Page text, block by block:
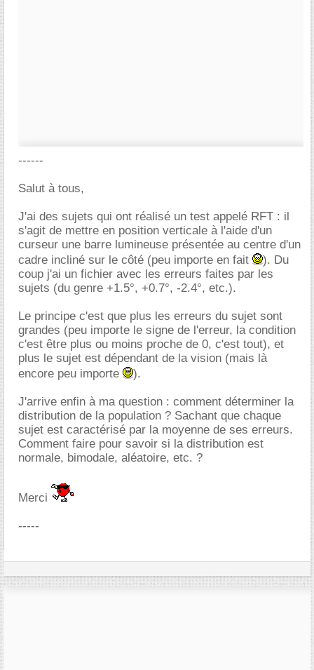
------
Salut à tous,
J'ai des sujets qui ont réalisé un test appelé RFT : il
s'agit de mettre en position verticale à l'aide d'un
curseur une barre lumineuse présentée au centre d'un
cadre incliné sur le côté (peu importe en fait
). Du
coup j'ai un fichier avec les erreurs faites par les
sujets (du genre +1.5°, +0.7°, -2.4°, etc.).
Le principe c'est que plus les erreurs du sujet sont
grandes (peu importe le signe de l'erreur, la condition
c'est être plus ou moins proche de 0, c'est tout), et
plus le sujet est dépendant de la vision (mais là
encore peu importe
).
J'arrive enfin à ma question : comment déterminer la
distribution de la population ? Sachant que chaque
sujet est caractérisé par la moyenne de ses erreurs.
Comment faire pour savoir si la distribution est
normale, bimodale, aléatoire, etc. ?
Merci
-----